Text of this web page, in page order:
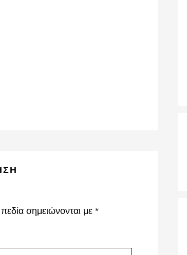
σημειώνονται με *